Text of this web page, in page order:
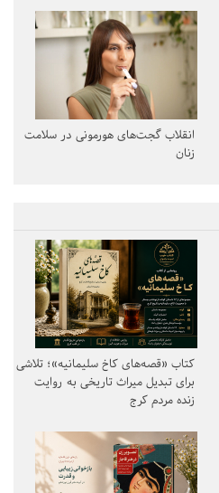
انقلاب گجت‌های هورمونی در سلامت
زنان
کتاب «قصه‌های کاخ سلیمانیه»؛ تلاشی
برای تبدیل میراث تاریخی به روایت
زنده مردم کرج